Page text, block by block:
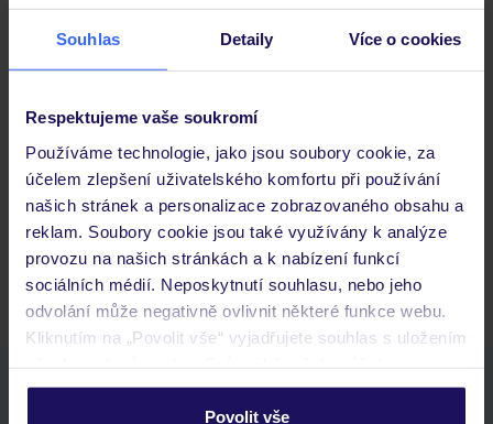
Souhlas Detaily Více o cookies
Respektujeme vaše soukromí
Používáme technologie, jako jsou soubory cookie, za
účelem zlepšení uživatelského komfortu při používání
našich stránek a personalizace zobrazovaného obsahu a
reklam. Soubory cookie jsou také využívány k analýze
provozu na našich stránkách a k nabízení funkcí
sociálních médií. Neposkytnutí souhlasu, nebo jeho
odvolání může negativně ovlivnit některé funkce webu.
Kliknutím na „Povolit vše“ vyjadřujete souhlas s uložením
personalizovat v sekci „Personalizace“.
Povolit vše
Důležité informace
Často kladené otázky
Jaké doklady jsou potřebné při cestování?
Budeme ubytováni ihned po příjezdu do hotelu?
Kam jít po přistání a vyzvednutí zavazadel?
Zobrazit další
Stáhněte si bezplatnou aplikaci TUI
rychlé vyhledávání a prohlížení nabídek